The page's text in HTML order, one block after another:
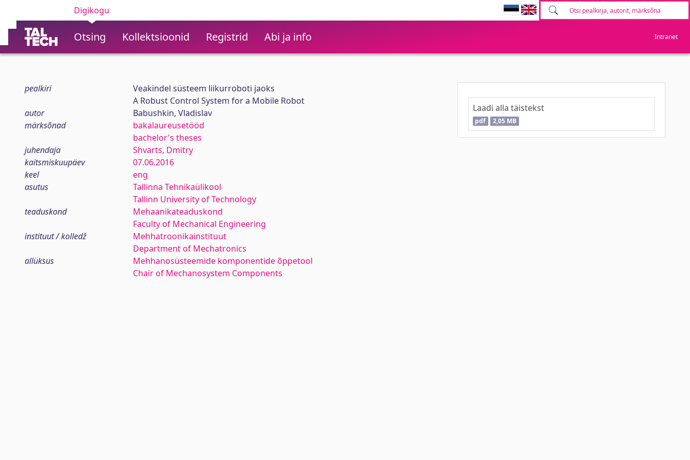
Digikogu
Otsing Kollektsioonid Registrid Abi ja info Intranet
pealkiri
Veakindel süsteem liikurroboti jaoks
A Robust Control System for a Mobile Robot
autor
Babushkin, Vladislav
märksõnad
bakalaureusetööd
bachelor's theses
juhendaja
Shvarts, Dmitry
kaitsmiskuupäev
07.06.2016
keel
eng
asutus
Tallinna Tehnikaülikool
Tallinn University of Technology
teaduskond
Mehaanikateaduskond
Faculty of Mechanical Engineering
instituut / kolledž
Mehhatroonikainstituut
Department of Mechatronics
allüksus
Mehhanosüsteemide komponentide õppetool
Chair of Mechanosystem Components
Laadi alla täistekst
pdf 2,05 MB